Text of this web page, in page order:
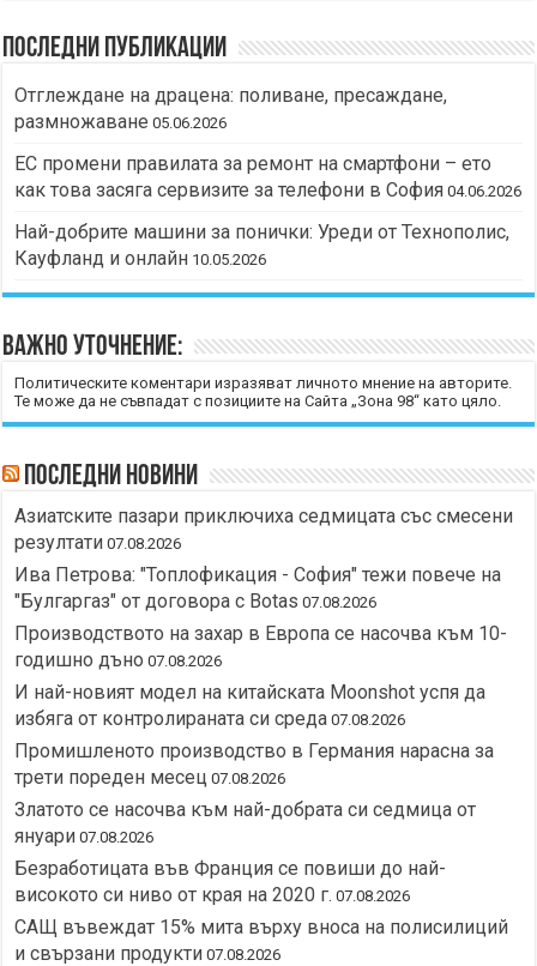
Последни публикации
Отглеждане на драцена: поливане, пресаждане,
размножаване 05.06.2026
ЕС промени правилата за ремонт на смартфони – ето
как това засяга сервизите за телефони в София 04.06.2026
Най-добрите машини за понички: Уреди от Технополис,
Кауфланд и онлайн 10.05.2026
Важно уточнение:
Политическите коментари изразяват личното мнение на авторите.
Те може да не съвпадат с позициите на Сайта „Зона 98“ като цяло.
Последни новини
Азиатските пазари приключиха седмицата със смесени
резултати 07.08.2026
Ива Петрова: "Топлофикация - София" тежи повече на
"Булгаргаз" от договора с Botas 07.08.2026
Производството на захар в Европа се насочва към 10-
годишно дъно 07.08.2026
И най-новият модел на китайската Moonshot успя да
избяга от контролираната си среда 07.08.2026
Промишленото производство в Германия нарасна за
трети пореден месец 07.08.2026
Златото се насочва към най-добрата си седмица от
януари 07.08.2026
Безработицата във Франция се повиши до най-
високото си ниво от края на 2020 г. 07.08.2026
САЩ въвеждат 15% мита върху вноса на полисилиций
и свързани продукти 07.08.2026